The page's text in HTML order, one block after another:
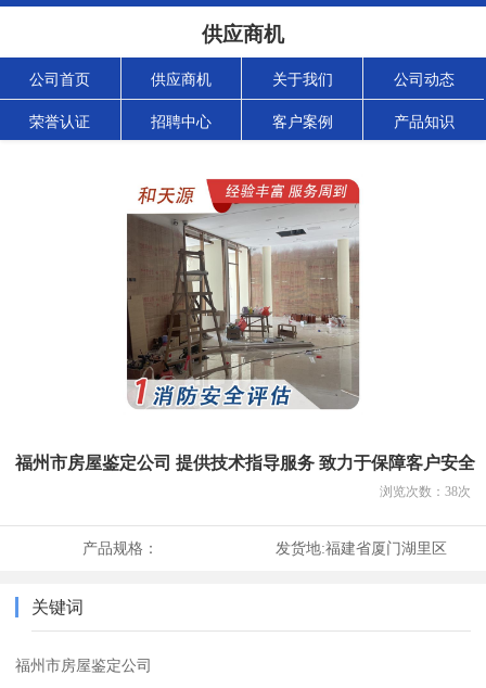
供应商机
公司首页 供应商机 关于我们 公司动态
荣誉认证 招聘中心 客户案例 产品知识
福州市房屋鉴定公司 提供技术指导服务 致力于保障客户安全
浏览次数： 38次
产品规格： 发货地:福建省厦门湖里区
关键词
福州市房屋鉴定公司